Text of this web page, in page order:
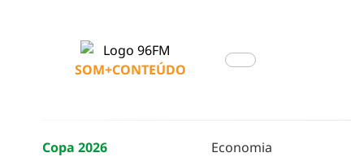
SOM+CONTEÚDO
Copa 2026 Economia